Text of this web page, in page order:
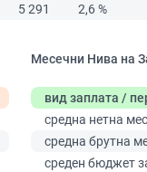
5 291 2,6 %
Месечни Нива на
вид заплата /
средна нетна
средна брутна
среден бюджет